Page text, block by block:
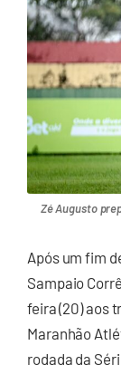
Zé Augusto
Após um fim
Sampaio
feira (20) aos
Maranhão
rodada da